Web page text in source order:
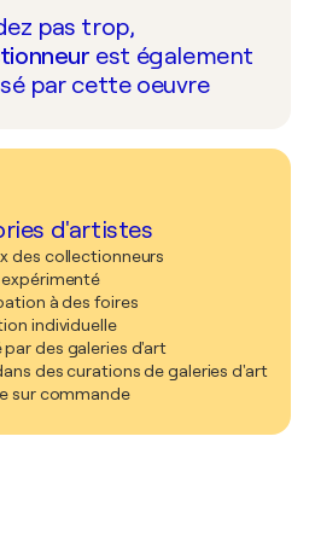
pas trop,
est également
par cette oeuvre
d'artistes
des collectionneurs
à des foires
individuelle
par des galeries d'art
des curations de galeries d'art
sur commande